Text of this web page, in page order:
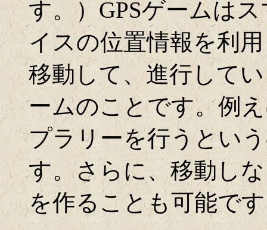
す。）GPSゲームは
イスの位置情報を利
移動して、進行して
ームのことです。例
プラリーを行うとい
す。さらに、移動し
を作ることも可能で